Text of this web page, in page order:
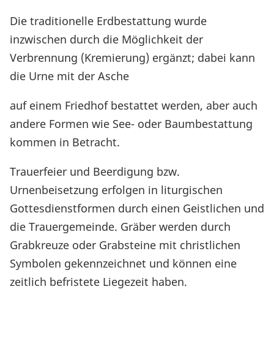
Die traditionelle Erdbestattung wurde
inzwischen durch die Möglichkeit der
Verbrennung (Kremierung) ergänzt; dabei kann
die Urne mit der Asche
auf einem Friedhof bestattet werden, aber auch
andere Formen wie See- oder Baumbestattung
kommen in Betracht.
Trauerfeier und Beerdigung bzw.
Urnenbeisetzung erfolgen in liturgischen
Gottesdienstformen durch einen Geistlichen und
die Trauergemeinde. Gräber werden durch
Grabkreuze oder Grabsteine mit christlichen
Symbolen gekennzeichnet und können eine
zeitlich befristete Liegezeit haben.